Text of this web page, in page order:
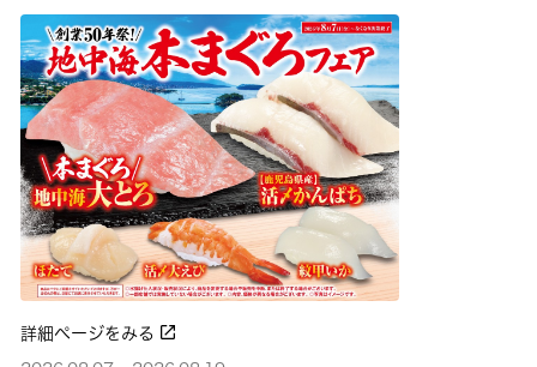
詳細ページをみる